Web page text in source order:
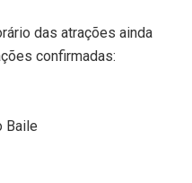
das atrações ainda
confirmadas:
Baile